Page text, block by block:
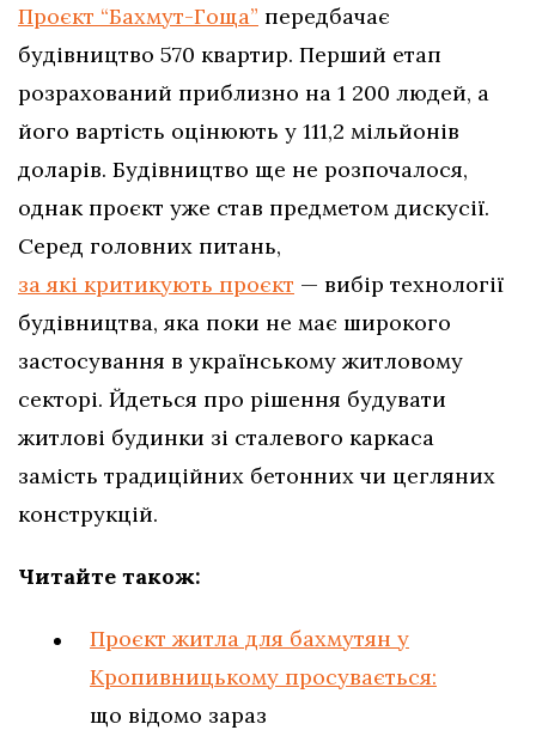
Проєкт “Бахмут-Гоща” передбачає
будівництво 570 квартир. Перший етап
розрахований приблизно на 1 200 людей, а
його вартість оцінюють у 111,2 мільйонів
доларів. Будівництво ще не розпочалося,
однак проєкт уже став предметом дискусії.
Серед головних питань,
за які критикують проєкт — вибір технології
будівництва, яка поки не має широкого
застосування в українському житловому
секторі. Йдеться про рішення будувати
житлові будинки зі сталевого каркаса
замість традиційних бетонних чи цегляних
конструкцій.
Читайте також:
Проєкт житла для бахмутян у
Кропивницькому просувається:
що відомо зараз